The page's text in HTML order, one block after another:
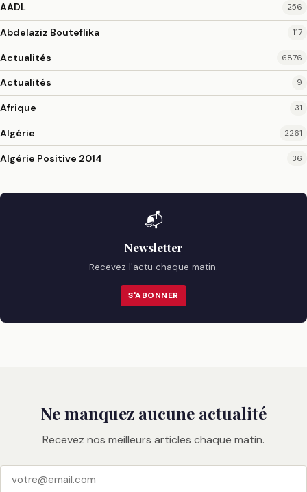
AADL 256
Abdelaziz Bouteflika 117
Actualités 6876
Actualités 9
Afrique 31
Algérie 2261
Algérie Positive 2014 36
📬
Newsletter
Recevez l'actu chaque matin.
S'ABONNER
Ne manquez aucune actualité
Recevez nos meilleurs articles chaque matin.